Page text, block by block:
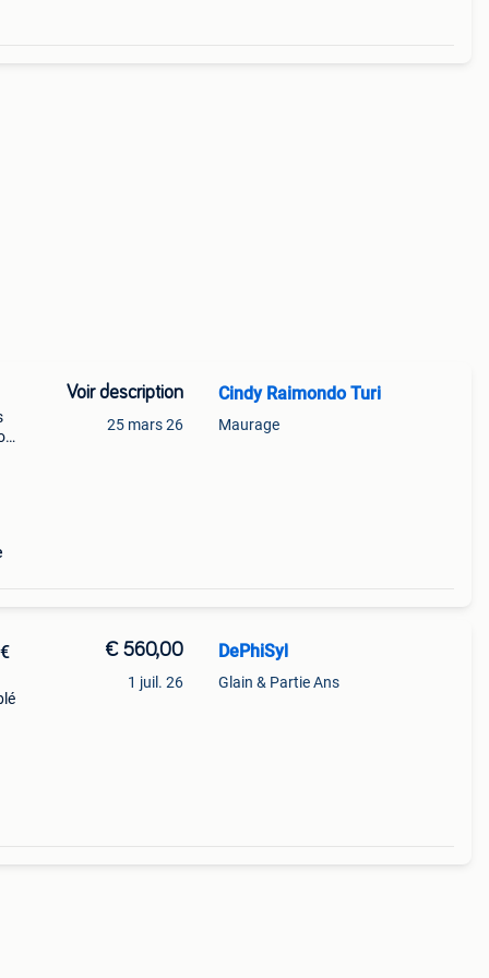
Voir description
25 mars 26
Cindy Raimondo Turi
Maurage
€ 560,00
1 juil. 26
DePhiSyl
Glain & Partie Ans